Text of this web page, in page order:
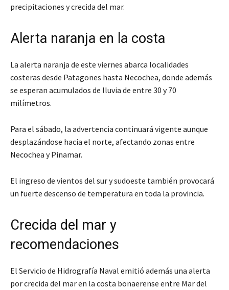
precipitaciones y crecida del mar.
Alerta naranja en la costa
La alerta naranja de este viernes abarca localidades
costeras desde Patagones hasta Necochea, donde además
se esperan acumulados de lluvia de entre 30 y 70
milímetros.
Para el sábado, la advertencia continuará vigente aunque
desplazándose hacia el norte, afectando zonas entre
Necochea y Pinamar.
El ingreso de vientos del sur y sudoeste también provocará
un fuerte descenso de temperatura en toda la provincia.
Crecida del mar y
recomendaciones
El Servicio de Hidrografía Naval emitió además una alerta
por crecida del mar en la costa bonaerense entre Mar del